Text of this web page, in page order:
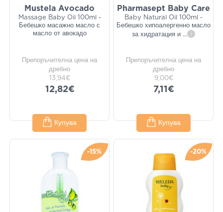
Mustela Avocado
Massage Baby Oil 100ml -
Бебешко масажно масло с
масло от авокадо
Препоръчителна цена на
дребно
13,94€
12,82€
Купува
Pharmasept Baby Care
Baby Natural Oil 100ml -
Бебешко хипоалергенно масло
за хидратация и ... i
Препоръчителна цена на
дребно
9,00€
7,11€
Купува
-15% -20%